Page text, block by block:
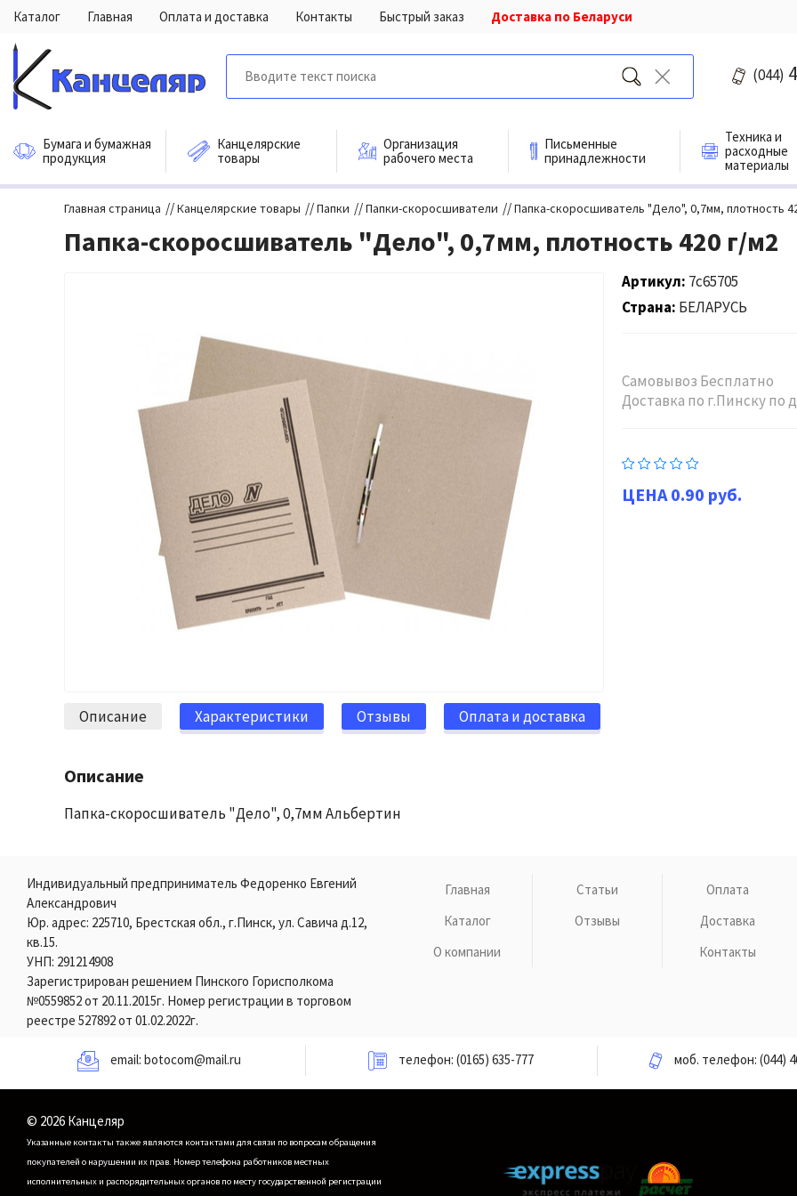
Каталог Главная Оплата и доставка Контакты Быстрый заказ Доставка по Беларуси
(044)
Бумага и бумажная
продукция
Канцелярские
товары
Организация
рабочего места
Письменные
принадлежности
Техника и
расходные
материалы
Главная страница //Канцелярские товары //Папки //Папки-скоросшиватели //Папка-скоросшиватель "Дело", 0,7мм, плотность
Папка-скоросшиватель "Дело", 0,7мм, плотность 420 г/м2
Артикул 7с65705
Страна БЕЛАРУСЬ
Самовывоз Бесплатно
Доставка по г.Пинску по
0.90 руб.
Описание Характеристики Отзывы Оплата и доставка
Описание
Папка-скоросшиватель "Дело", 0,7мм Альбертин
Индивидуальный предприниматель Федоренко Евгений
Александрович
Юр. адрес: 225710, Брестская обл., г.Пинск, ул. Савича д.12,
кв.15.
УНП: 291214908
Зарегистрирован решением Пинского Горисполкома
№0559852 от 20.11.2015г. Номер регистрации в торговом
реестре 527892 от 01.02.2022г.
Главная
Каталог
О компании
Статьи
Отзывы
Оплата
Доставка
Контакты
email: botocom@mail.ru телефон:(0165) 635-777 моб. телефон:(044)
© 2026 Канцеляр
Указанные контакты также являются контактами для связи по вопросам обращения
покупателей о нарушении их прав. Номер телефона работников местных
исполнительных и распорядительных органов по месту государственной регистрации